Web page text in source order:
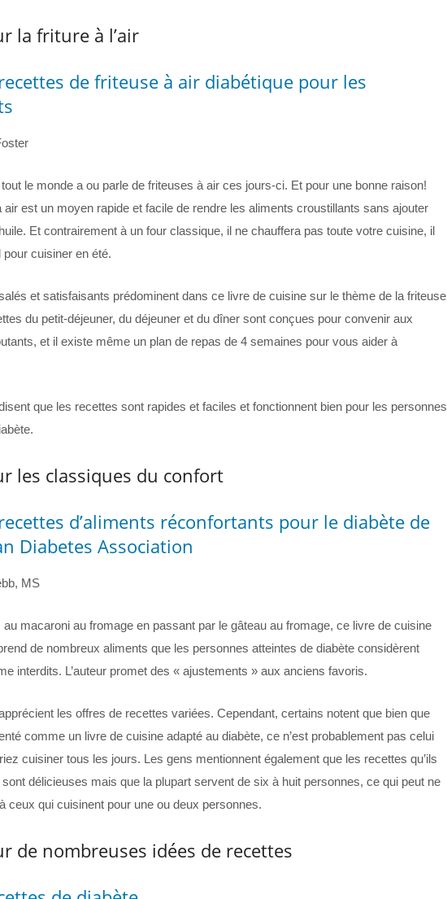
la friture à l’air
de friteuse à air diabétique pour les
le monde a ou parle de friteuses à air ces jours-ci. Et pour une bonne raison!
air est un moyen rapide et facile de rendre les aliments croustillants sans ajouter
Et contrairement à un four classique, il ne chauffera pas toute votre cuisine, il
cuisiner en été.
et satisfaisants prédominent dans ce livre de cuisine sur le thème de la friteuse
du petit-déjeuner, du déjeuner et du dîner sont conçues pour convenir aux
et il existe même un plan de repas de 4 semaines pour vous aider à
que les recettes sont rapides et faciles et fonctionnent bien pour les personnes
les classiques du confort
d’aliments réconfortants pour le diabète de
Diabetes Association
MS
macaroni au fromage en passant par le gâteau au fromage, ce livre de cuisine
de nombreux aliments que les personnes atteintes de diabète considèrent
interdits. L’auteur promet des « ajustements » aux anciens favoris.
les offres de recettes variées. Cependant, certains notent que bien que
comme un livre de cuisine adapté au diabète, ce n’est probablement pas celui
cuisiner tous les jours. Les gens mentionnent également que les recettes qu’ils
délicieuses mais que la plupart servent de six à huit personnes, ce qui peut ne
ceux qui cuisinent pour une ou deux personnes.
de nombreuses idées de recettes